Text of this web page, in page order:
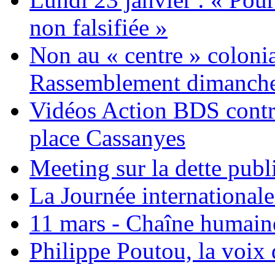
non falsifiée »
Non au « centre »
Rassemblement
Vidéos Action BDS
place Cassanyes
Meeting sur la dette
La Journée
11 mars - Chaîne
Philippe Poutou, la voix